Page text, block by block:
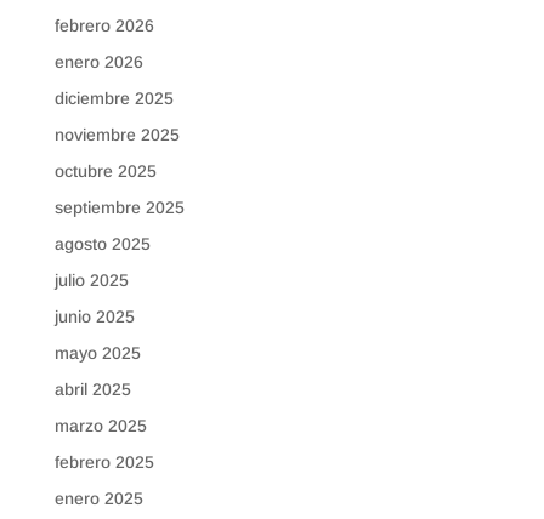
febrero 2026
enero 2026
diciembre 2025
noviembre 2025
octubre 2025
septiembre 2025
agosto 2025
julio 2025
junio 2025
mayo 2025
abril 2025
marzo 2025
febrero 2025
enero 2025